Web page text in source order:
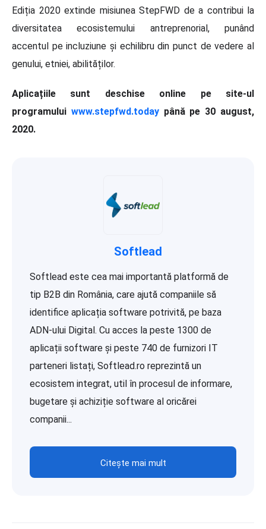
Ediția 2020 extinde misiunea StepFWD de a contribui la
diversitatea ecosistemului antreprenorial, punând
accentul pe incluziune și echilibru din punct de vedere al
genului, etniei, abilităților.
Aplicațiile sunt deschise online pe site-ul
programului www.stepfwd.todaypână pe 30 august,
2020.
Softlead
Softlead este cea mai importantă platformă de
tip B2B din România, care ajută companiile să
identifice aplicația software potrivită, pe baza
ADN-ului Digital. Cu acces la peste 1300 de
aplicații software și peste 740 de furnizori IT
parteneri listați, Softlead.ro reprezintă un
ecosistem integrat, util în procesul de informare,
bugetare și achiziție software al oricărei
companii...
Citește mai mult